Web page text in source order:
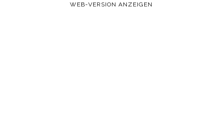
WEB-VERSION ANZEIGEN